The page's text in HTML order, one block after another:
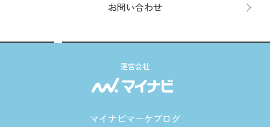
お問い合わせ
運営会社
マイナビマーケブログ